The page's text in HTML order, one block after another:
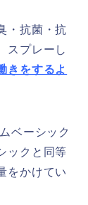
・抗菌・抗
スプレーし
きをするよ
ベーシック
ックと同等
をかけてい